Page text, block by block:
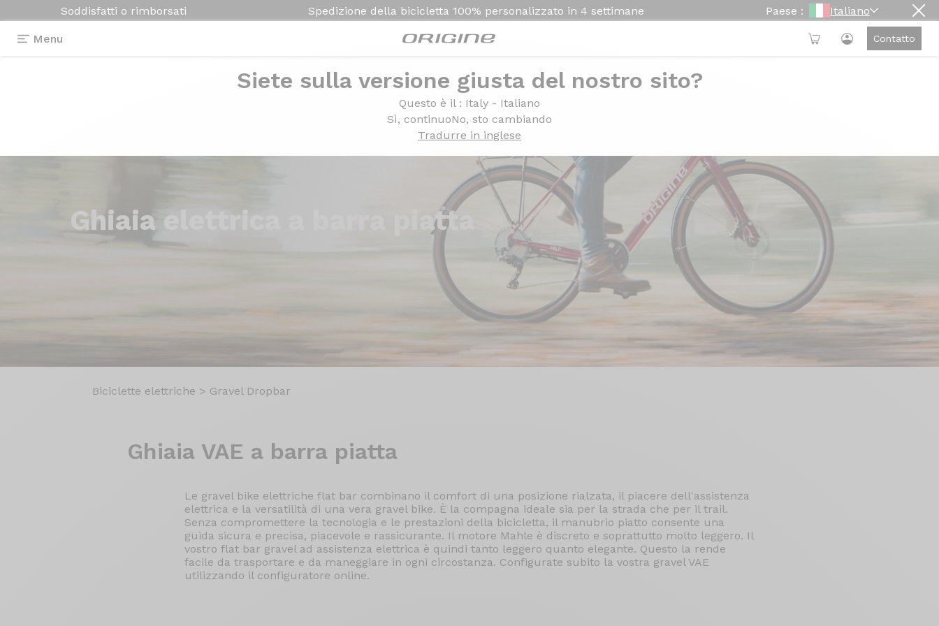
Soddisfatti o rimborsati Spedizione della bicicletta 100% personalizzato in 4 settimane Paese : Italiano
Menu Contatto
Siete sulla versione giusta del nostro sito?
Questo è il : Italy - Italiano
Sì, continuoNo, sto cambiando
Tradurre in inglese
Ghiaia elettrica a barra piatta
Biciclette elettriche > Gravel Dropbar
Ghiaia VAE a barra piatta
Le gravel bike elettriche flat bar combinano il comfort di una posizione rialzata, il piacere dell'assistenza
elettrica e la versatilità di una vera gravel bike. È la compagna ideale sia per la strada che per il trail.
Senza compromettere la tecnologia e le prestazioni della bicicletta, il manubrio piatto consente una
guida sicura e precisa, piacevole e rassicurante. Il motore Mahle è discreto e soprattutto molto leggero. Il
vostro flat bar gravel ad assistenza elettrica è quindi tanto leggero quanto elegante. Questo la rende
facile da trasportare e da maneggiare in ogni circostanza. Configurate subito la vostra gravel VAE
utilizzando il configuratore online.